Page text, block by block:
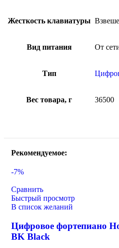
Жесткость клавиатуры
Вид питания От
Тип
Вес товара, г 36500
Рекомендуемое:
-7%
Сравнить
Быстрый просмотр
В список желаний
Цифровое фортепиано
BK Black